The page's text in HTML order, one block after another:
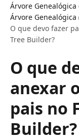
Árvore Genealógica
Árvore Genealógica
O que devo fazer
Tree Builder?
O que
anexar
pais no
Builder?